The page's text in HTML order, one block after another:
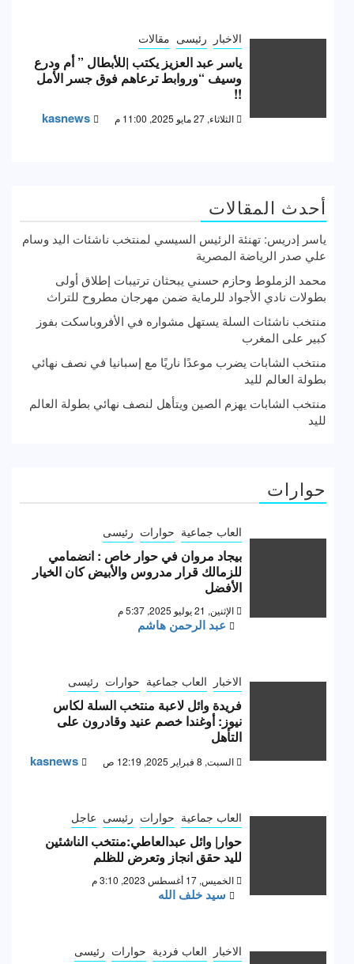
الاخبار رئيسى مقالات
ياسر عبد العزيز يكتب |للأبطال ” أم ودرع
وسيف “وروابط ترعاهم فوق جسر الأمل
!!
الثلاثاء, 27 مايو 2025, 11:00 م kasnews
أحدث المقالات
ياسر إدريس: تهنئة الرئيس السيسي لمنتخب ناشئات اليد وسام
علي صدر الرياضة المصرية
محمد الزملوط وحازم حسني يبحثان ترتيبات إطلاق أولى
بطولات نادي الأجواد للرماية ضمن مهرجان مطروح للتراث
منتخب ناشئات السلة يستهل مشواره في الأفروباسكت بفوز
كبير على المغرب
منتخب الشابات يضرب موعدًا ناريًا مع إسبانيا في نصف نهائي
بطولة العالم لليد
منتخب الشابات يهزم الصين ويتأهل لنصف نهائي بطولة العالم
لليد
حوارات
العاب جماعية حوارات رئيسى
بيجاد مروان في حوار خاص : انضمامي
للزمالك قرار مدروس والأبيض كان الخيار
الأفضل
الإثنين, 21 يوليو 2025, 5:37 م
عبد الرحمن هاشم
الاخبار العاب جماعية حوارات رئيسى
فريدة وائل لاعبة منتخب السلة لكاس
نيوز: أوغندا خصم عنيد وقادرون على
التأهل
السبت, 8 فبراير 2025, 12:19 ص kasnews
العاب جماعية حوارات رئيسى عاجل
حوار| وائل عبدالعاطي:منتخب الناشئين
لليد حقق انجاز وتعرض للظلم
الخميس, 17 أغسطس 2023, 3:10 م
سيد خلف الله
الاخبار العاب فردية حوارات رئيسى